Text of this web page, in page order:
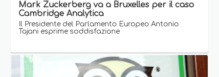
Mark Zuckerberg va a Bruxelles per il caso
Cambridge Analytica
Il Presidente del Parlamento Europeo Antonio
Tajani esprime soddisfazione